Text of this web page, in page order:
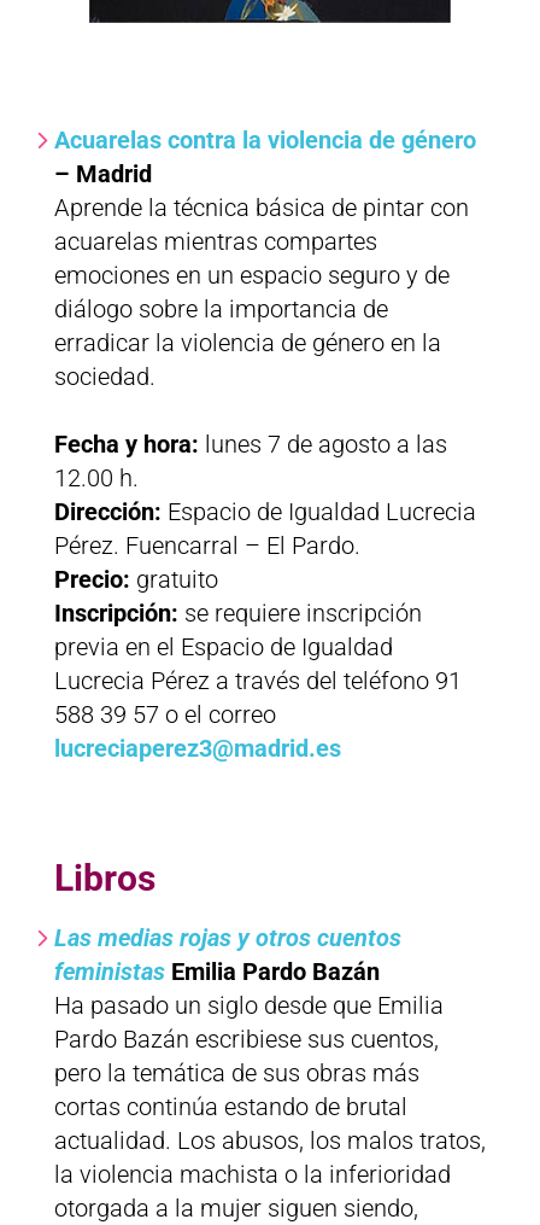
Acuarelas contra la violencia de género
– Madrid
Aprende la técnica básica de pintar con
acuarelas mientras compartes
emociones en un espacio seguro y de
diálogo sobre la importancia de
erradicar la violencia de género en la
sociedad.
Fecha y hora: lunes 7 de agosto a las
12.00 h.
Dirección: Espacio de Igualdad Lucrecia
Pérez. Fuencarral – El Pardo.
Precio: gratuito
Inscripción: se requiere inscripción
previa en el Espacio de Igualdad
Lucrecia Pérez a través del teléfono 91
588 39 57 o el correo
lucreciaperez3@madrid.es
Libros
Las medias rojas y otros cuentos
feministas Emilia Pardo Bazán
Ha pasado un siglo desde que Emilia
Pardo Bazán escribiese sus cuentos,
pero la temática de sus obras más
cortas continúa estando de brutal
actualidad. Los abusos, los malos tratos,
la violencia machista o la inferioridad
otorgada a la mujer siguen siendo,